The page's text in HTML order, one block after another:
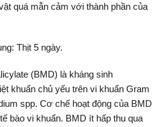
quá mẫn cảm với thành phần của
Thịt 5 ngày.
(BMD) là kháng sinh
khuẩn chủ yếu trên vi khuẩn Gram
spp. Cơ chế hoạt động của BMD
bào vi khuẩn. BMD ít hấp thu qua